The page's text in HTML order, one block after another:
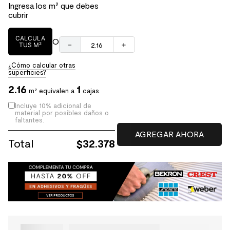
Ingresa los m² que debes
cubrir
CALCULA
TUS M²
O ＋
－
¿Cómo calcular otras
superficies?
2.16 m² equivalen a 1 cajas.
Incluye 10% adicional de
material por posibles daños o
faltantes.
Total $32.378